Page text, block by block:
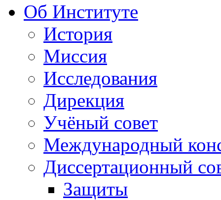
Об Институте
История
Миссия
Исследования
Дирекция
Учёный совет
Международный
Диссертационный
Защиты